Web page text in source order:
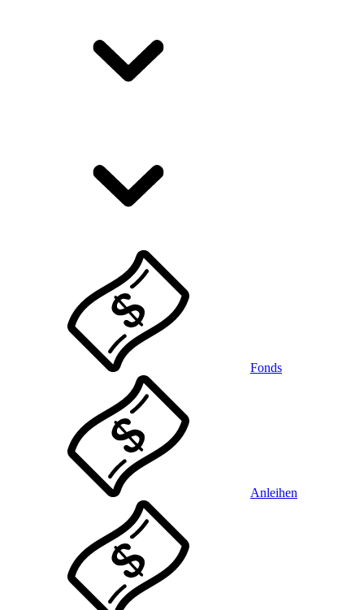
Fonds
Anleihen